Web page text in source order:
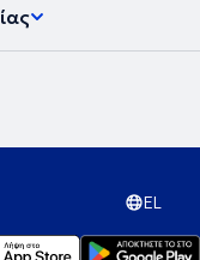
EL